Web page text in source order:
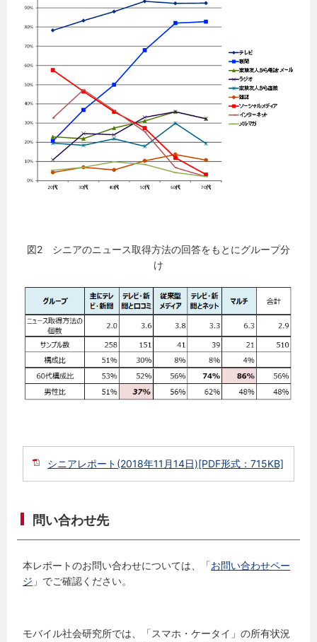
図2 シニアのニュース取得方法の回答をもとにグループ分
け
シニアレポート(2018年11月14日)[PDF形式：715KB]
問い合わせ先
本レポートのお問い合わせについては、「お問い合わせペー
ジ 」でご確認ください。
モバイル社会研究所では、「スマホ・ケータイ」の所有状況